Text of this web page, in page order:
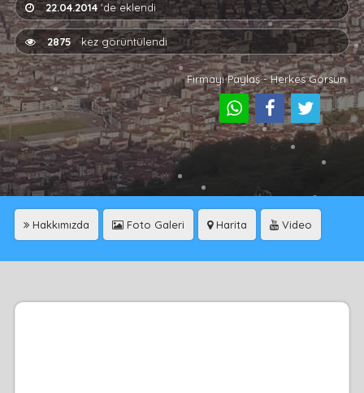
22.04.2014'de eklendi
2875kez görüntülendi
Firmayı Paylaş - Herkes Görsün
Hakkımızda Foto Galeri Harita Video